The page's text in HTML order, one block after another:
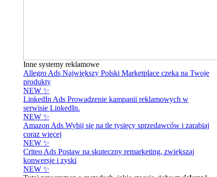
Inne systemy reklamowe
Allegro Ads Największy Polski Marketplace czeka na Twoje
produkty
NEW ✨
LinkedIn Ads Prowadzenie kampanii reklamowych w
serwisie LinkedIn.
NEW ✨
Amazon Ads Wybij się na tle tysięcy sprzedawców i zarabiaj
coraz więcej
NEW ✨
Criteo Ads Postaw na skuteczny remarketing, zwiększaj
konwersje i zyski
NEW ✨